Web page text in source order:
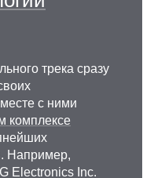
трека сразу
с ними
комплексе
Например,
Electronics Inc.